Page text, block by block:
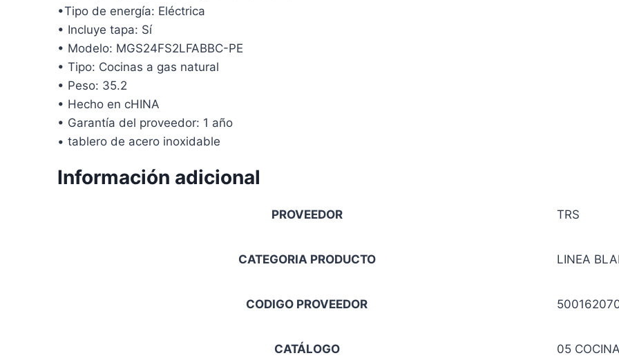
•Tipo de energía: Eléctrica
• Incluye tapa: Sí
• Modelo: MGS24FS2LFABBC-PE
• Tipo: Cocinas a gas natural
• Peso: 35.2
• Hecho en cHINA
• Garantía del proveedor: 1 año
• tablero de acero inoxidable
Información adicional
PROVEEDOR TRS
CATEGORIA PRODUCTO LINEA
CODIGO PROVEEDOR
CATÁLOGO 05